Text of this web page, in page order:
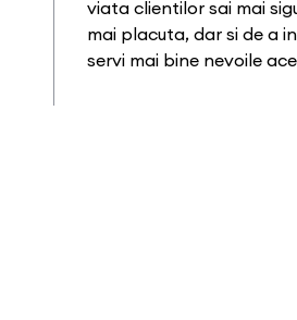
viata clientilor sai mai
mai placuta, dar si de a
servi mai bine nevoile